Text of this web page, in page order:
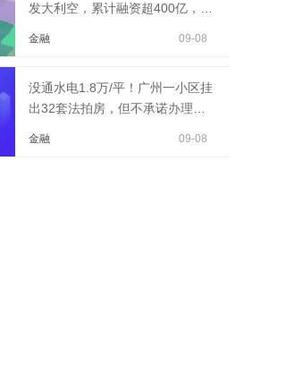
发大利空，累计融资超400亿，此
金融 09-08
没通水电1.8万/平！广州一小区挂
出32套法拍房，但不承诺办理产
金融 09-08